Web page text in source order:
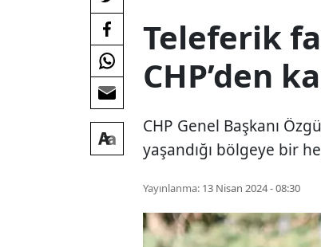
Teleferik
CHP’den
CHP Genel Başkanı
yaşandığı bölgeye bir
Yayınlanma: 13 Nisan 2024 - 08:30